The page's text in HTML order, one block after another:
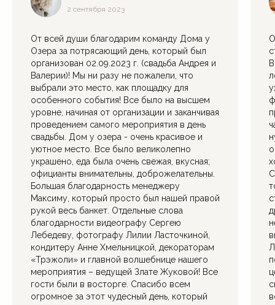
2 сентября 2023
От всей души благодарим команду Дома у
Озера за потрясающий день, который был
организован 02.09.2023 г. (свадьба Андрея и
Валерии)! Мы ни разу не пожалели, что
выбрали это место, как площадку для
особенного события! Все было на высшем
уровне, начиная от организации и заканчивая
проведением самого мероприятия в день
свадьбы. Дом у озера - очень красивое и
уютное место. Все было великолепно
украшено, еда была очень свежая, вкусная;
официанты внимательны, доброжелательны.
Большая благодарность менеджеру
Максиму, который просто был нашей правой
рукой весь банкет. Отдельные слова
благодарности видеографу Сергею
Лебедеву, фотографу Лилии Ласточкиной,
кондитеру Анне Хмельницкой, декораторам
«Трэжоли» и главной волшебнице нашего
мероприятия – ведущей Злате Жуковой! Все
гости были в восторге. Спасибо всем
огромное за этот чудесный день, который